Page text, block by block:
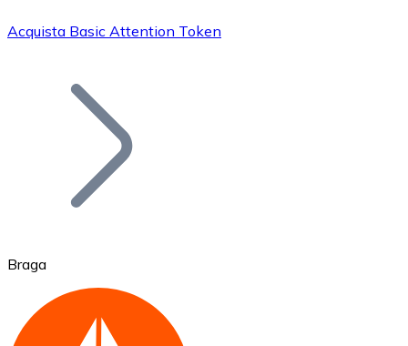
Bitcoin
Acquista Basic Attention Token
Braga